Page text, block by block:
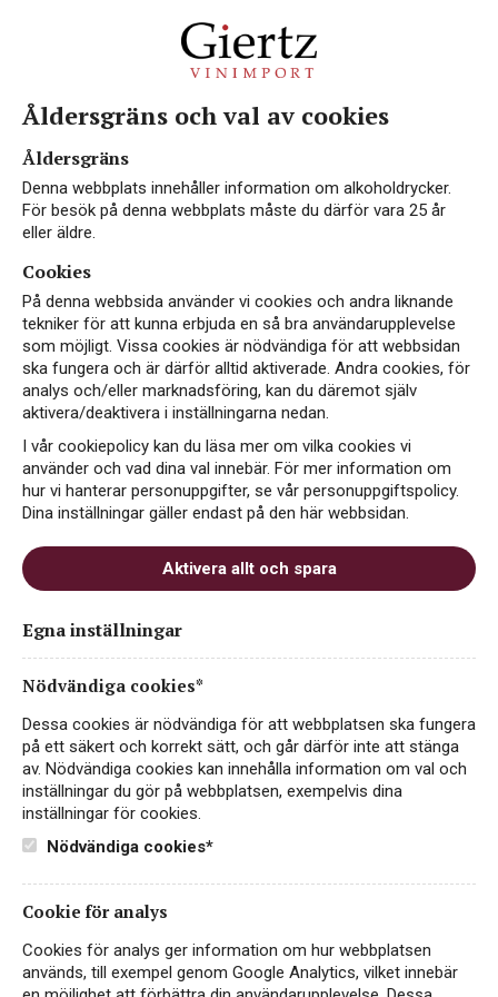
72494_Devaux Augusta Brut_web
Facebook
LinkedIn
Åldersgräns och val av cookies
Åldersgräns
Denna webbplats innehåller information om alkoholdrycker.
För besök på denna webbplats måste du därför vara 25 år
eller äldre.
Cookies
På denna webbsida använder vi cookies och andra liknande
tekniker för att kunna erbjuda en så bra användarupplevelse
som möjligt. Vissa cookies är nödvändiga för att webbsidan
ska fungera och är därför alltid aktiverade. Andra cookies, för
analys och/eller marknadsföring, kan du däremot själv
aktivera/deaktivera i inställningarna nedan.
I vår cookiepolicy kan du läsa mer om vilka cookies vi
använder och vad dina val innebär. För mer information om
hur vi hanterar personuppgifter, se vår personuppgiftspolicy.
Dina inställningar gäller endast på den här webbsidan.
Aktivera allt och spara
Egna inställningar
Nödvändiga cookies*
Dessa cookies är nödvändiga för att webbplatsen ska fungera
på ett säkert och korrekt sätt, och går därför inte att stänga
av. Nödvändiga cookies kan innehålla information om val och
inställningar du gör på webbplatsen, exempelvis dina
inställningar för cookies.
Nödvändiga cookies*
Cookie för analys
Cookies för analys ger information om hur webbplatsen
används, till exempel genom Google Analytics, vilket innebär